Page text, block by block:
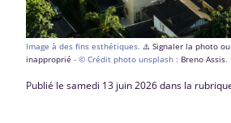
Image à des fins esthétiques. ⚠️ Signaler la photo
inapproprié - © Crédit photo unsplash : Breno Assis.
Publié le samedi 13 juin 2026 dans la